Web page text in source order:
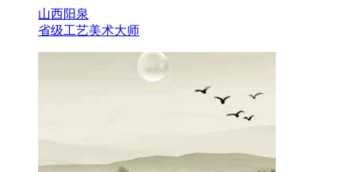
山西阳泉
省级工艺美术大师